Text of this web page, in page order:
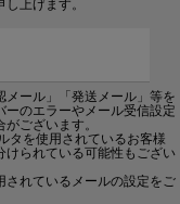
上げます。
メール」「発送メール」等を
ーのエラーやメール受信設定
ございます。
タを使用されているお客様
けられている可能性もござい
されているメールの設定をご